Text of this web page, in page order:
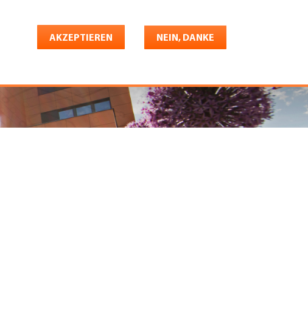
AKZEPTIEREN NEIN, DANKE
Jobs & Karriere Shop Konto Deutsch